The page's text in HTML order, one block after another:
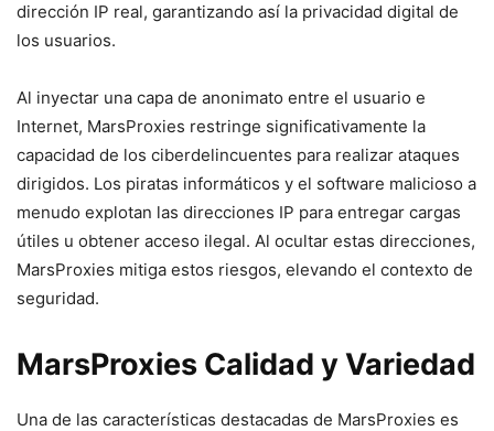
dirección ​IP real, garantizando así‍ la privacidad digital de
los usuarios.
Al‍ inyectar una capa⁤ de ⁣anonimato entre el usuario e⁣
Internet, MarsProxies restringe significativamente la
capacidad de⁤ los ciberdelincuentes⁣ para realizar ataques
⁣dirigidos. Los piratas informáticos y el software malicioso a
menudo explotan‍ las direcciones IP para entregar cargas
útiles u obtener acceso ilegal. ⁢Al ocultar estas direcciones,
MarsProxies ⁣mitiga estos riesgos, elevando el contexto de
seguridad.
MarsProxies Calidad y Variedad
Una‌ de las características destacadas de⁣ MarsProxies es